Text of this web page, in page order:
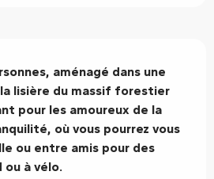
aménagé dans une
lisière du massif forestier
pour les amoureux de la
où vous pourrez vous
ou entre amis pour des
ou à vélo.